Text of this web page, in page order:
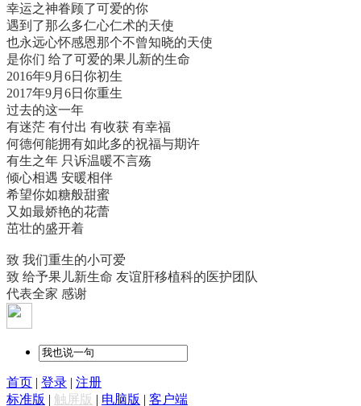
幸运之神眷顾了可爱的你
遇到了那么多仁心仁术的天使
也永远心怀感恩那个不曾知晓的天使
是你们 给了可爱的果儿新的生命
2016年9月6日你初生
2017年9月6日你重生
过去的这一年
有迷茫 有付出 有收获 有幸福
何德何能拥有如此多的祝福与期许
有生之年 只诉温暖不言殇
倾心相遇 安暖相伴
希望你如糖般甜蜜
又如最娇艳的花蕾
茁壮的盛开着
致 我们重生的小可爱
致 给予果儿新生命 友谊肝移植科的医护团队
代表全家 感谢
首页 | 登录 | 注册
标准版 | 触屏版 | 电脑版 | 客户端